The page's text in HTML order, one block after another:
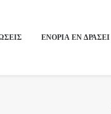
ΕΝΟΡΙΑ ΕΝ ΔΡΑΣΕΙ